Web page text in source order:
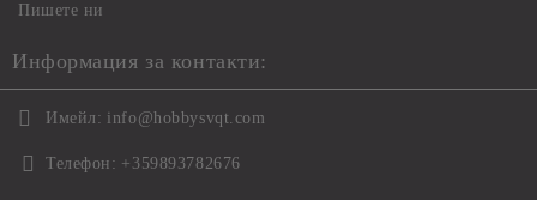
Пишете ни
Информация за контакти:
Имейл: info@hobbysvqt.com
Телефон: +359893782676